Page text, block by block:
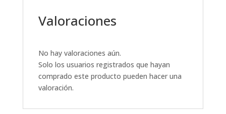
Valoraciones
No hay valoraciones aún.
Solo los usuarios registrados que hayan
comprado este producto pueden hacer una
valoración.